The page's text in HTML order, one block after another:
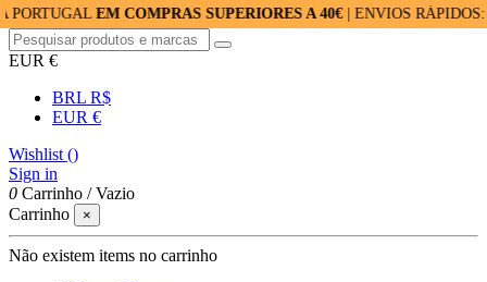
EM COMPRAS SUPERIORES A 40€| ENVIOS RÁPIDOS: 24/48H |
EUR €
BRL R$
EUR €
Wishlist ()
Sign in
0 Carrinho /Vazio
Carrinho
×
Não existem items no carrinho